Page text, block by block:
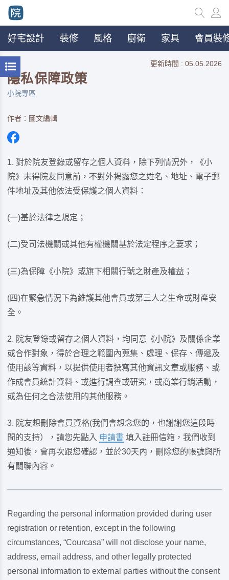
好宅設計 裝修 風格 廚衛 家具 會員裝
更新時間 : 05.05.2026
隱私保障政策
小院專區
作者：圖文編輯
對於院友登錄或留存之個人資料，除下列情況外，《小
院》未得院友同意前，不對外揭露您之姓名、地址、電子郵
件地址及其他依法受保護之個人資料：
(一)基於法律之規定；
(二)受司法機關或其他有權機關基於法定程序之要求；
(三)為保障《小院》或旗下相關行號之財產及權益；
(四)在緊急情況下為維護其他會員或第三人之生命或財產安
全。
院友登錄或留存之個人資料，均同意《小院》及關係企業
或合作對象，得於合理之範圍內蒐集、處理、保存、傳遞及
使用該等資料，以提供使用者撰寫其他資訊文章或服務、或
作成會員統計資料、或進行調查或研究，或商業行銷活動，
或為任何之合法使用的其他服務。
院友想刪除會員資格(我們會想念您的，也謝謝您這段時
間的支持），請您先點入 申請書 填入註冊信箱，我們收到
通知後，會再次跟您確認，並於30天內，刪除您的帳號與所
有關聯內容。
Regarding the personal information provided during user
registration or retention, except in the following
circumstances, “Courcasa” will not disclose your name,
address, email address, and other legally protected
personal information to external parties without the consent